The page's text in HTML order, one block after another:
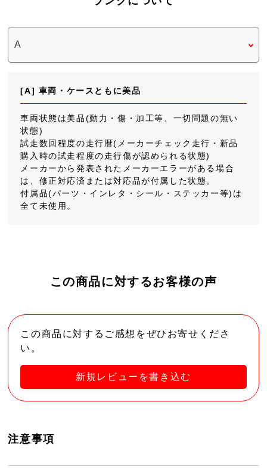
[A] 車両・ケースともに美品
車両状態は美品(動力・傷・加工等、一切問題の無い
状態)
試走数回程度の走行暦(メーカーチェック走行・新品
購入時の試走程度の走行傷が認められる状態)
メーカーから発表されたメーカーエラーがある場合
は、修正対応済または対応品が付属した状態。
付属品(パーツ・インレタ・シール・ステッカー等)は
全て未使用。
この商品に対するお客様の声
この商品に対するご感想をぜひお寄せくださ
い。
新規レビューを書き込む
注意事項